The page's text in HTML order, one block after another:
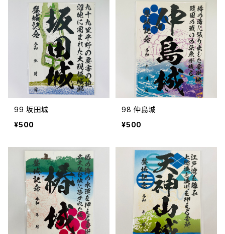
99 坂田城
¥500
98 仲島城
¥500